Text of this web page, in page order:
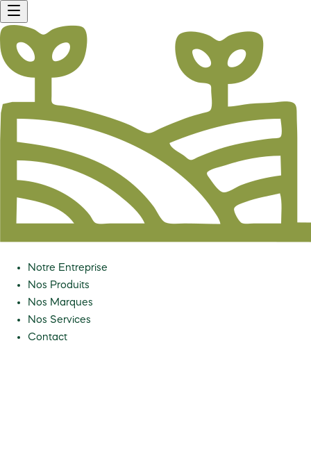
Notre Entreprise
Nos Produits
Nos Marques
Nos Services
Contact